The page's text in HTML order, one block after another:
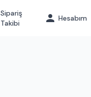
Sipariş
Takibi
Hesabım